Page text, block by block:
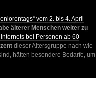
vom 2. bis 4. April
älterer Menschen weiter zu
bei Personen ab 60
dieser Altersgruppe nach wie
hätten besondere Bedarfe, um